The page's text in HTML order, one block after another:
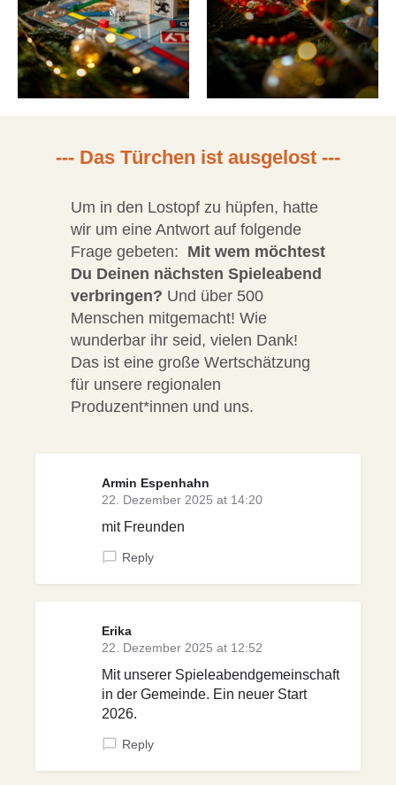
--- Das Türchen ist ausgelost ---
Um in den Lostopf zu hüpfen, hatte
wir um eine Antwort auf folgende
Frage gebeten: Mit wem möchtest
Du Deinen nächsten Spieleabend
verbringen? Und über 500
Menschen mitgemacht! Wie
wunderbar ihr seid, vielen Dank!
Das ist eine große Wertschätzung
für unsere regionalen
Produzent*innen und uns.
Armin Espenhahn
22. Dezember 2025 at 14:20
mit Freunden
Reply
Erika
22. Dezember 2025 at 12:52
Mit unserer Spieleabendgemeinschaft
in der Gemeinde. Ein neuer Start
2026.
Reply